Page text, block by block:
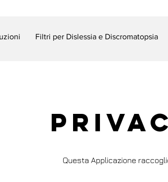
Filtri per Dislessia e Discromatopsia
Questa Applicazione